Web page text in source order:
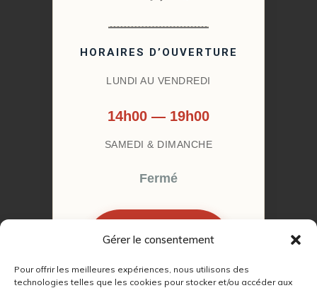
Gérer le consentement
Pour offrir les meilleures expériences, nous utilisons des
technologies telles que les cookies pour stocker et/ou accéder aux
HORAIRES D’OUVERTURE
LUNDI AU VENDREDI
14h00 — 19h00
SAMEDI & DIMANCHE
Fermé
RENDEZ-VOUS